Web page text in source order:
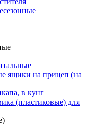
ящики на прицеп (на
в кунг
(пластиковые) для